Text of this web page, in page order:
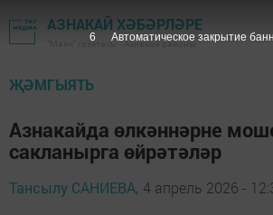
АЗНАКАЙ ХӘБӘРЛӘРЕ
"Маяк" газетасы - Азнакай районы
ҖӘМГЫЯТЬ
Азнакайда өлкәннәрне
сакланырга өйрәтәләр
Тансылу САНИЕВА, 4 апрель 2026 -
4 Автоматическое закрытие